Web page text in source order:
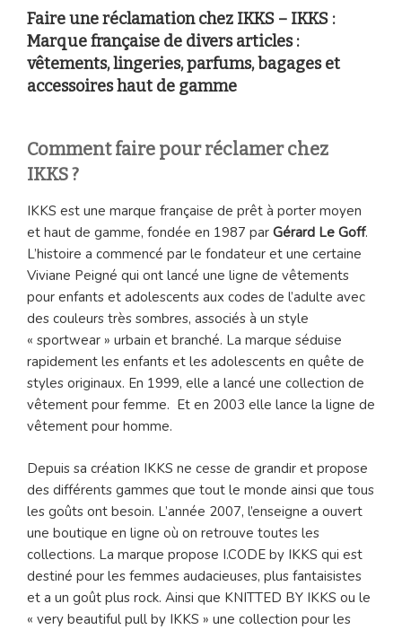
Faire une réclamation chez IKKS – IKKS :
Marque française de divers articles :
vêtements, lingeries, parfums, bagages et
accessoires haut de gamme
Comment faire pour réclamer chez
IKKS ?
IKKS est une marque française de prêt à porter moyen
et haut de gamme, fondée en 1987 par Gérard Le Goff.
L’histoire a commencé par le fondateur et une certaine
Viviane Peigné qui ont lancé une ligne de vêtements
pour enfants et adolescents aux codes de l’adulte avec
des couleurs très sombres, associés à un style
« sportwear » urbain et branché. La marque séduise
rapidement les enfants et les adolescents en quête de
styles originaux. En 1999, elle a lancé une collection de
vêtement pour femme. Et en 2003 elle lance la ligne de
vêtement pour homme.
Depuis sa création IKKS ne cesse de grandir et propose
des différents gammes que tout le monde ainsi que tous
les goûts ont besoin. L’année 2007, l’enseigne a ouvert
une boutique en ligne où on retrouve toutes les
collections. La marque propose I.CODE by IKKS qui est
destiné pour les femmes audacieuses, plus fantaisistes
et a un goût plus rock. Ainsi que KNITTED BY IKKS ou le
« very beautiful pull by IKKS » une collection pour les